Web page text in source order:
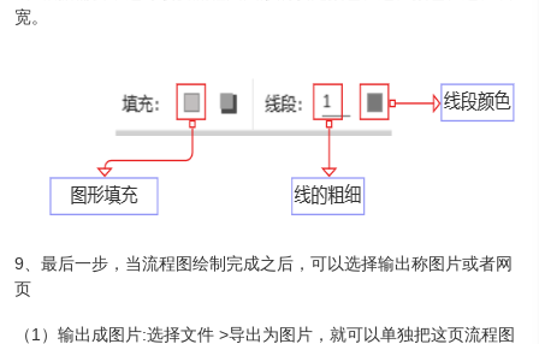
宽。
9、最后一步，当流程图绘制完成之后，可以选择输出称图片或者网
页
（1）输出成图片:选择文件 >导出为图片，就可以单独把这页流程图